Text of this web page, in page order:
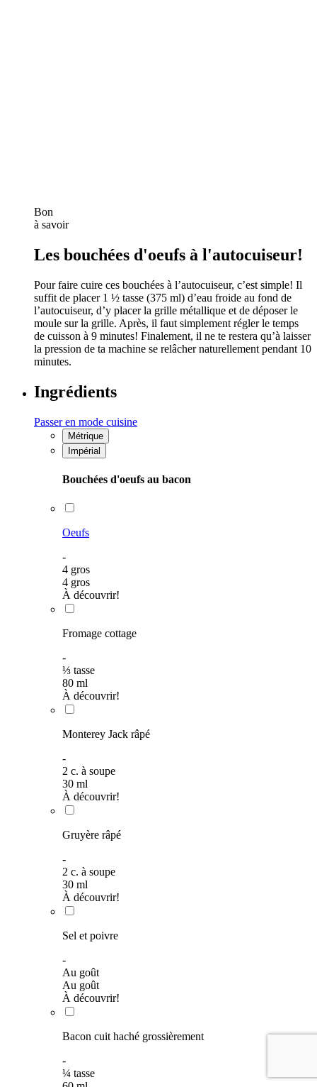
Bon
à savoir
Les bouchées d'oeufs à l'autocuiseur!
Pour faire cuire ces bouchées à l’autocuiseur, c’est simple! Il
suffit de placer 1 ½ tasse (375 ml) d’eau froide au fond de
l’autocuiseur, d’y placer la grille métallique et de déposer le
moule sur la grille. Après, il faut simplement régler le temps
de cuisson à 9 minutes! Finalement, il ne te restera qu’à laisser
la pression de ta machine se relâcher naturellement pendant 10
minutes.
Ingrédients
Passer en mode cuisine
Métrique
Impérial
Bouchées d'oeufs au bacon
Oeufs
-
4 gros
4 gros
À découvrir!
Fromage cottage
-
⅓ tasse
80 ml
À découvrir!
Monterey Jack râpé
-
2 c. à soupe
30 ml
À découvrir!
Gruyère râpé
-
2 c. à soupe
30 ml
À découvrir!
Sel et poivre
-
Au goût
Au goût
À découvrir!
Bacon cuit haché grossièrement
-
¼ tasse